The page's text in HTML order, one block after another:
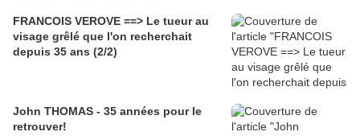
FRANCOIS VEROVE ==> Le tueur au
visage grêlé que l'on recherchait
depuis 35 ans (2/2)
John THOMAS - 35 années pour le
retrouver!